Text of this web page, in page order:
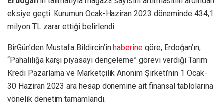
eksiye geçti. Kurumun Ocak-Haziran 2023 döneminde 434,1
milyon TL zarar ettiği belirlendi.
BirGün’den Mustafa Bildircin’in haberine göre, Erdoğan’ın,
“Pahalılığa karşı piyasayı dengeleme” görevi verdiği Tarım
Kredi Pazarlama ve Marketçilik Anonim Şirketi’nin 1 Ocak-
30 Haziran 2023 ara hesap dönemine ait finansal tablolarına
yönelik denetim tamamlandı.